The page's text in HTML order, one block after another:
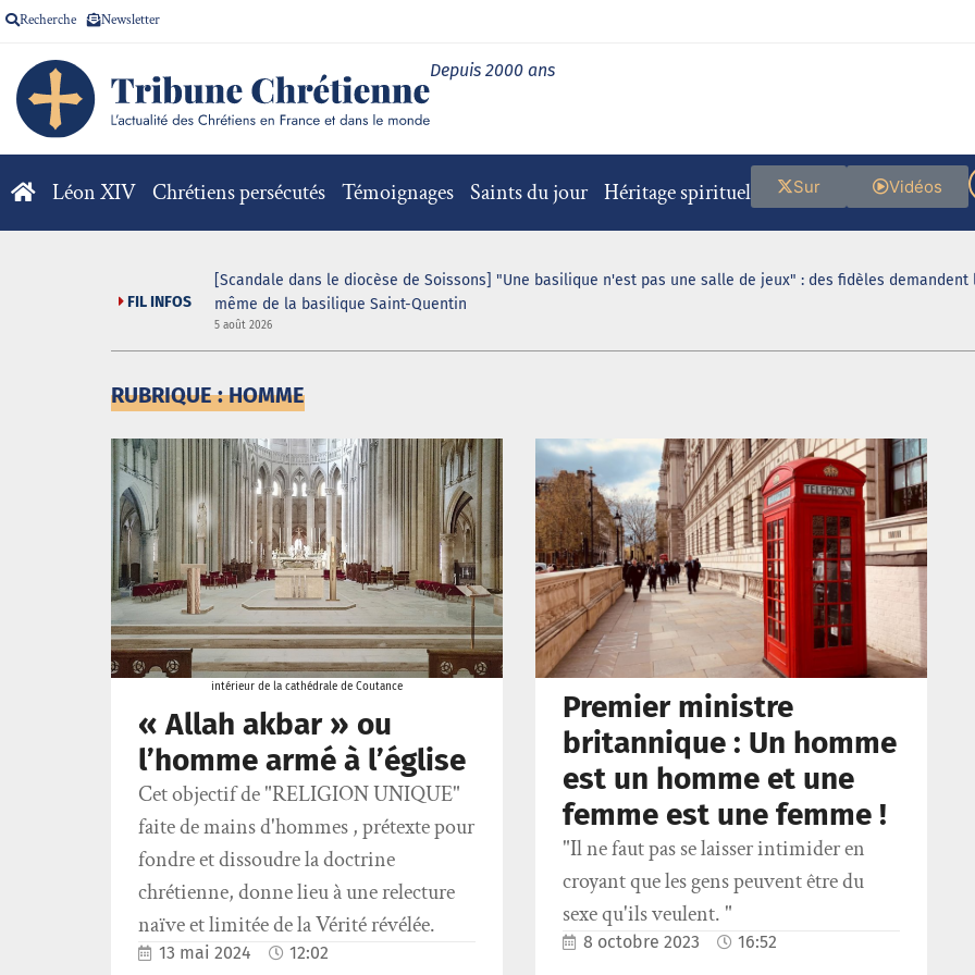
Recherche Newsletter
Depuis 2000 ans
Léon XIV Chrétiens persécutés Témoignages Saints du jour Héritage spirituel Vidéos
Sur
FIL INFOS
[Scandale dans le diocèse de Soissons] "Une basilique n'est pas une salle de jeux" : des fidèles demandent
même de la basilique Saint-Quentin
5 août 2026
RUBRIQUE : HOMME
intérieur de la cathédrale de Coutance
« Allah akbar » ou
l’homme armé à l’église
Cet objectif de "RELIGION UNIQUE"
faite de mains d'hommes , prétexte pour
fondre et dissoudre la doctrine
chrétienne, donne lieu à une relecture
naïve et limitée de la Vérité révélée.
13 mai 2024 12:02
Premier ministre
britannique : Un homme
est un homme et une
femme est une femme !
"Il ne faut pas se laisser intimider en
croyant que les gens peuvent être du
sexe qu'ils veulent. "
8 octobre 2023 16:52